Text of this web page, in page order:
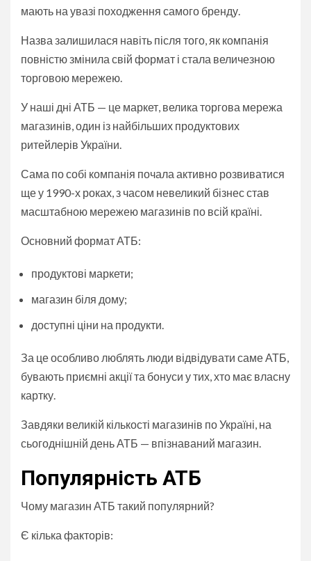
мають на увазі походження самого бренду.
Назва залишилася навіть після того, як компанія
повністю змінила свій формат і стала величезною
торговою мережею.
У наші дні АТБ — це маркет, велика торгова мережа
магазинів, один із найбільших продуктових
ритейлерів України.
Сама по собі компанія почала активно розвиватися
ще у 1990-х роках, з часом невеликий бізнес став
масштабною мережею магазинів по всій країні.
Основний формат АТБ:
продуктові маркети;
магазин біля дому;
доступні ціни на продукти.
За це особливо люблять люди відвідувати саме АТБ,
бувають приємні акції та бонуси у тих, хто має власну
картку.
Завдяки великій кількості магазинів по Україні, на
сьогоднішній день АТБ — впізнаваний магазин.
Популярність АТБ
Чому магазин АТБ такий популярний?
Є кілька факторів: